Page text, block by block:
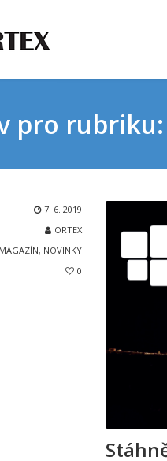
pro rubriku:
7. 6. 2019
ORTEX
MAGAZÍN, NOVINKY
0